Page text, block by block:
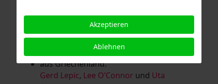
Lanzl,Heidrun MalComes,Christa Mayer-
Guntram Prochaska
Schaub,Vera Schaub,Birgit Schweimler &
Serge DevadderundRolf Thärichen
aus Griechenland:
Gerd Lepic, Lee O’Connor und Uta
Akzeptieren
Ablehnen